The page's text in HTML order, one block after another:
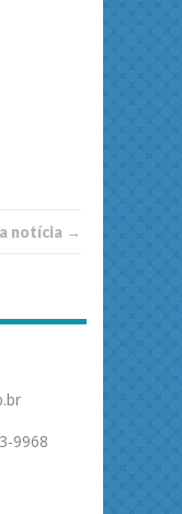
notí­­cia →
9968